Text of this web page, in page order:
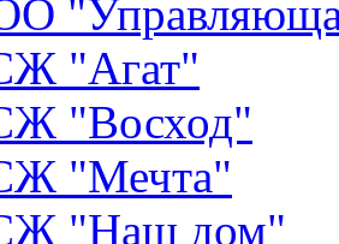
"Агат"
"Восход"
"Мечта"
"Наш дом"